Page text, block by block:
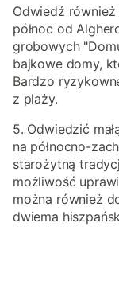
Odwiedź również
północ od
grobowych
bajkowe domy,
Bardzo
z plaży.
5. Odwiedzić
na północno-
starożytną
możliwość
można również
dwiema